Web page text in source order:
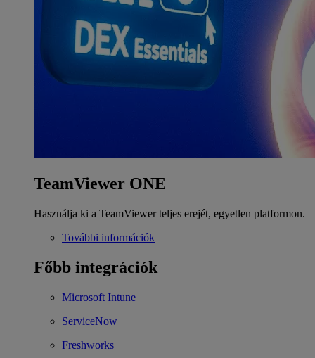
TeamViewer ONE
Használja ki a TeamViewer teljes erejét, egyetlen platformon.
További információk
Főbb integrációk
Microsoft Intune
ServiceNow
Freshworks